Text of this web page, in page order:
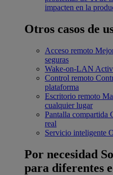
impacten en la
Otros casos de
Acceso remoto
seguras
Wake-on-LAN
Control remoto
plataforma
Escritorio remoto
cualquier lugar
Pantalla compartida
real
Servicio inteligente
Por necesidad
para diferentes